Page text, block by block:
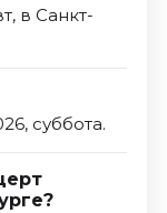
в Санкт-
суббота.